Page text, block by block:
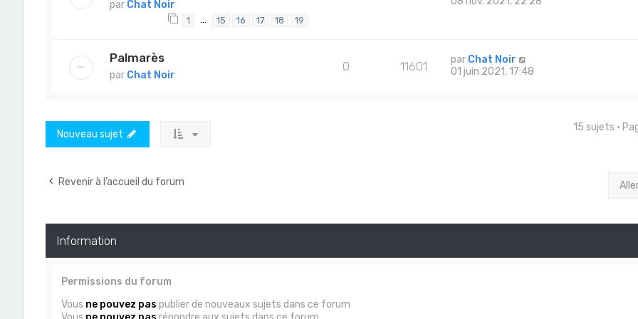
par Chat Noir
1 … 15 16 17 18 19
Palmarès
par Chat Noir
0 11601 par Chat Noir
01 juin 2021, 17:48
Nouveau sujet
15 sujets •
Revenir à l’accueil du forum
Information
Permissions du forum
Vous ne pouvez pas publier de nouveaux sujets dans ce forum